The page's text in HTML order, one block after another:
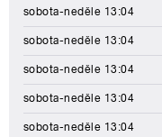
sobota-neděle 13:04
sobota-neděle 13:04
sobota-neděle 13:04
sobota-neděle 13:04
sobota-neděle 13:04